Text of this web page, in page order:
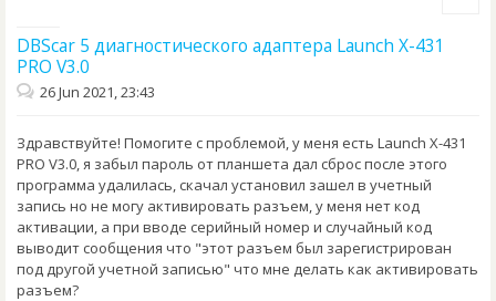
DBScar 5 диагностического адаптера Launch X-431
PRO V3.0
26 Jun 2021, 23:43
Здравствуйте! Помогите с проблемой, у меня есть Launch X-431
PRO V3.0, я забыл пароль от планшета дал сброс после этого
программа удалилась, скачал установил зашел в учетный
запись но не могу активировать разъем, у меня нет код
активации, а при вводе серийный номер и случайный код
выводит сообщения что "этот разъем был зарегистрирован
под другой учетной записью" что мне делать как активировать
разъем?